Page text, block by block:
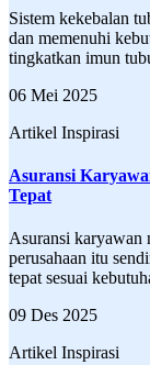
Sistem kekebalan
dan memenuhi
tingkatkan imun
06 Mei 2025
Artikel Inspirasi
Asuransi
Tepat
Asuransi karyawan
perusahaan itu
tepat sesuai
09 Des 2025
Artikel Inspirasi